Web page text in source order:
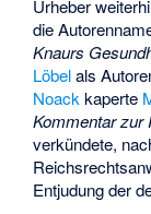
Urheber
die
Knaurs
Löbelals
Noack kaperte
Kommentar zur
verkündete,
Entjudung der